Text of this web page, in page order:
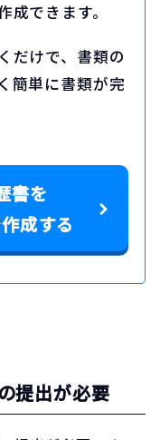
できます。
だけで、書類の
簡単に書類が完
書を
成する
提出が必要